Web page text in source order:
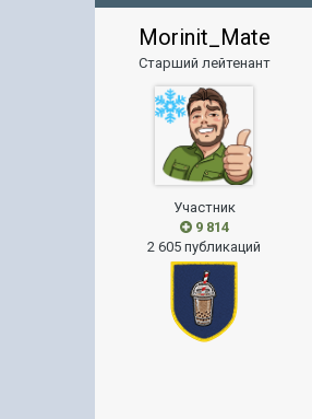
Morinit_Mate
Старший лейтенант
Участник
9 814
2 605 публикаций